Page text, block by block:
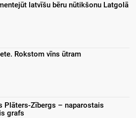
latvīšu bēru nūtikšonu Latgolā
Rokstom vīns ūtram
Plāters-Zībergs – naparostais
grafs